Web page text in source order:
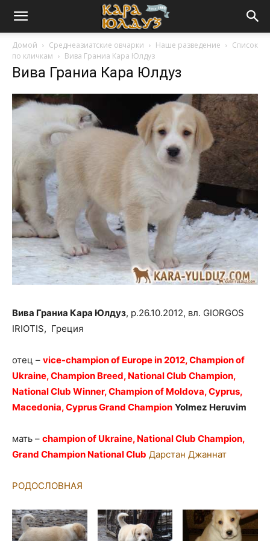
Домой Среднеазиатские овчарки Наше разведение
Список
по кличкам
Вива Граниа Кара Юлдуз
Вива Граниа Кара Юлдуз
Вива Граниа Кара Юлдуз, р.26.10.2012, вл. GIORGOS
IRIOTIS, Греция
отец – vice-champion of Europe in 2012, Champion of
Ukraine, Champion Breed, National Club Champion,
National Club Winner, Champion of Moldova, Cyprus,
Macedonia, Cyprus Grand Champion Yolmez Heruvim
мать – champion of Ukraine, National Club Champion,
Grand Champion National Club Дарстан Джаннат
РОДОСЛОВНАЯ